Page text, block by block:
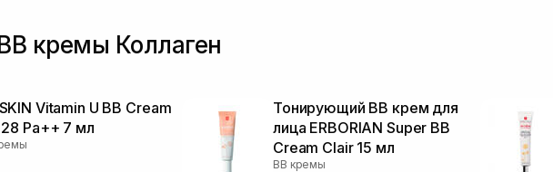
кремы Коллаген
Vitamin U BB Cream
Pa++ 7 мл
Тонирующий BB крем для
лица ERBORIAN Super ВВ
Cream Clair 15 мл
BB кремы